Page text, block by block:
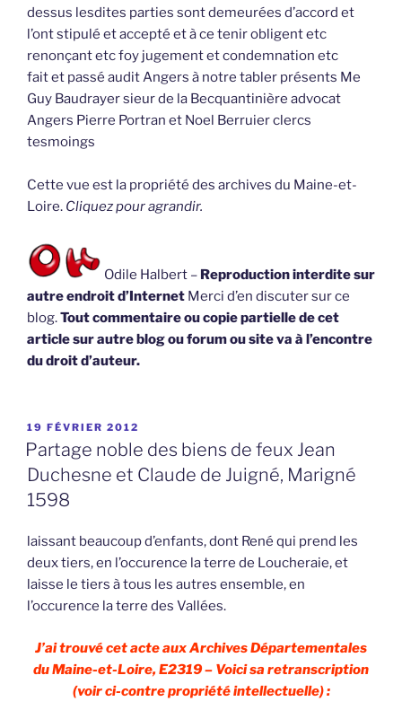
dessus lesdites parties sont demeurées d’accord et
l’ont stipulé et accepté et à ce tenir obligent etc
renonçant etc foy jugement et condemnation etc
fait et passé audit Angers à notre tabler présents Me
Guy Baudrayer sieur de la Becquantinière advocat
Angers Pierre Portran et Noel Berruier clercs
tesmoings
Cette vue est la propriété des archives du Maine-et-
Loire. Cliquez pour agrandir.
Odile Halbert – Reproduction interdite sur
autre endroit d’Internet Merci d’en discuter sur ce
blog.Tout commentaire ou copie partielle de cet
article sur autre blog ou forum ou site va à l’encontre
du droit d’auteur.
PUBLIÉ
LE
19 FÉVRIER 2012
Partage noble des biens de feux Jean
Duchesne et Claude de Juigné, Marigné
1598
laissant beaucoup d’enfants, dont René qui prend les
deux tiers, en l’occurence la terre de Loucheraie, et
laisse le tiers à tous les autres ensemble, en
l’occurence la terre des Vallées.
J’ai trouvé cet acte aux Archives Départementales
du Maine-et-Loire, E2319 – Voici sa retranscription
(voir ci-contre propriété intellectuelle) :